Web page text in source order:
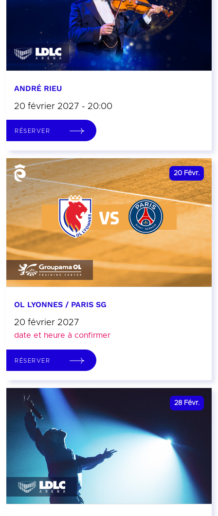
ANDRÉ RIEU
20 février 2027 - 20:00
RÉSERVER
20 Févr.
OL LYONNES / PARIS SG
20 février 2027
date et heure à confirmer
RÉSERVER
28 Févr.